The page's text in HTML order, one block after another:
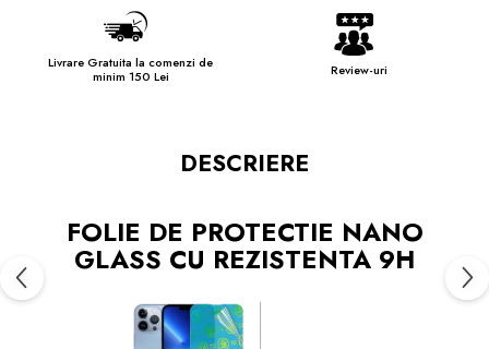
Livrare Gratuita la comenzi de
minim 150 Lei
Review-uri
DESCRIERE
FOLIE DE PROTECTIE NANO
GLASS CU REZISTENTA 9H